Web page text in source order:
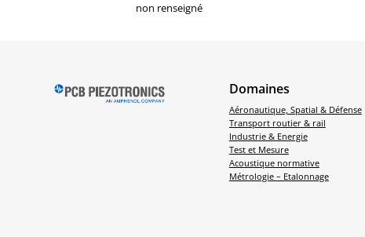
non renseigné
Domaines
Aéronautique, Spatial & Défense
Transport routier & rail
Industrie & Energie
Test et Mesure
Acoustique normative
Métrologie – Etalonnage